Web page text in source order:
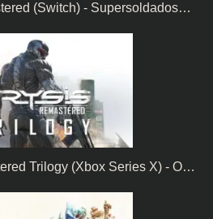
(Switch) - Supersoldados…
Trilogy (Xbox Series X) - O…